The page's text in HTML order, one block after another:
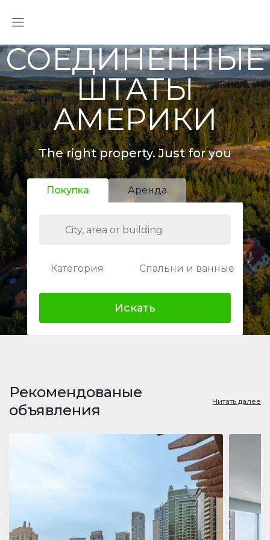
СОЕДИНЕННЫЕ
ШТАТЫ
АМЕРИКИ
The right property. Just for you
Покупка Аренда
Категория Спальни и ванные
Искать
Рекомендованые
объявления
Читать далее